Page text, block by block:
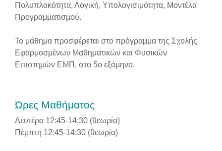
Πολυπλοκότητα, Λογική, Υπολογισιμότητα, Μοντέλα
Προγραμματισμού.
Το μάθημα προσφέρεται στο πρόγραμμα της Σχολής
Εφαρμοσμένων Μαθηματικών και Φυσικών
Επιστημών ΕΜΠ, στο 5ο εξάμηνο.
Ώρες Μαθήματος
Δευτέρα 12:45-14:30 (θεωρία)
Πέμπτη 12:45-14:30 (θεωρία)